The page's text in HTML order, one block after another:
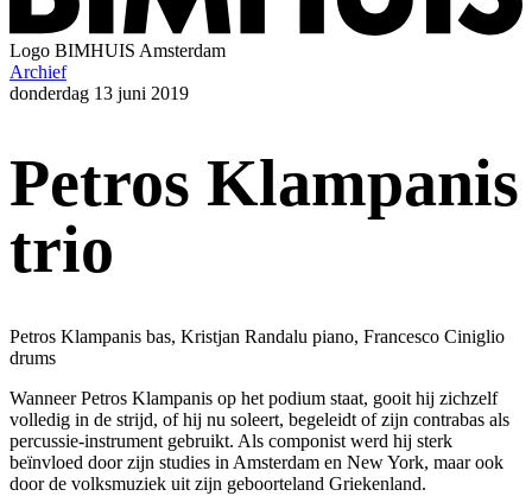
Logo BIMHUIS Amsterdam
Archief
donderdag 13 juni 2019
Petros Klampanis
trio
Petros Klampanis bas, Kristjan Randalu piano, Francesco Ciniglio
drums
Wanneer Petros Klampanis op het podium staat, gooit hij zichzelf
volledig in de strijd, of hij nu soleert, begeleidt of zijn contrabas als
percussie-instrument gebruikt. Als componist werd hij sterk
beïnvloed door zijn studies in Amsterdam en New York, maar ook
door de volksmuziek uit zijn geboorteland Griekenland.